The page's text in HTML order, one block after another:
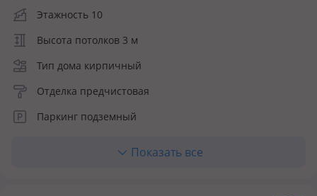
Этажность 10
Высота потолков 3 м
Тип дома кирпичный
Отделка предчистовая
Паркинг подземный
Показать все